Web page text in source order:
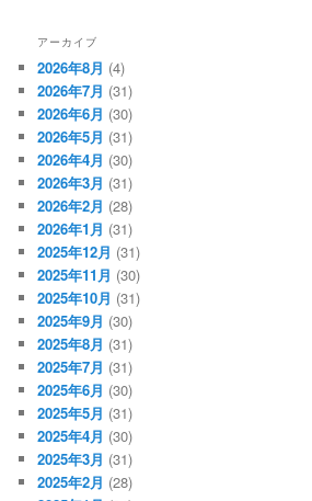
アーカイブ
2026年8月 (4)
2026年7月 (31)
2026年6月 (30)
2026年5月 (31)
2026年4月 (30)
2026年3月 (31)
2026年2月 (28)
2026年1月 (31)
2025年12月 (31)
2025年11月 (30)
2025年10月 (31)
2025年9月 (30)
2025年8月 (31)
2025年7月 (31)
2025年6月 (30)
2025年5月 (31)
2025年4月 (30)
2025年3月 (31)
2025年2月 (28)